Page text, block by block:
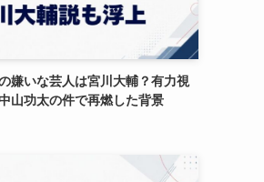
嫌いな芸人は宮川大輔？有力視
山功太の件で再燃した背景